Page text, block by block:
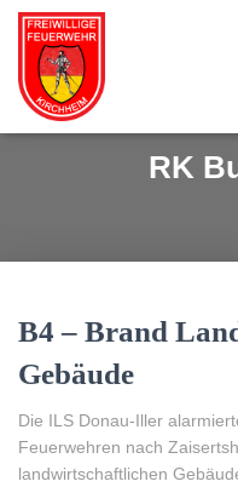
RK
B4 – Brand
Gebäude
Die ILS Donau-Iller
Feuerwehren nach
landwirtschaftlichen